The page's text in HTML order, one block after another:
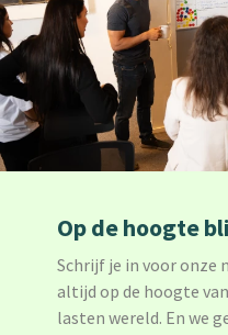
Op de hoogte
Schrijf je in voor onze
altijd op de hoogte
lasten wereld. En we